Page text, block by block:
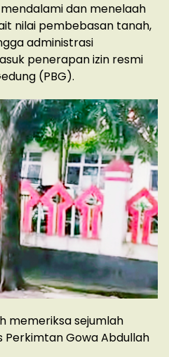
dan menelaah
nilai pembebasan tanah,
administrasi
penerapan izin resmi
(PBG).
memeriksa sejumlah
Perkimtan Gowa Abdullah